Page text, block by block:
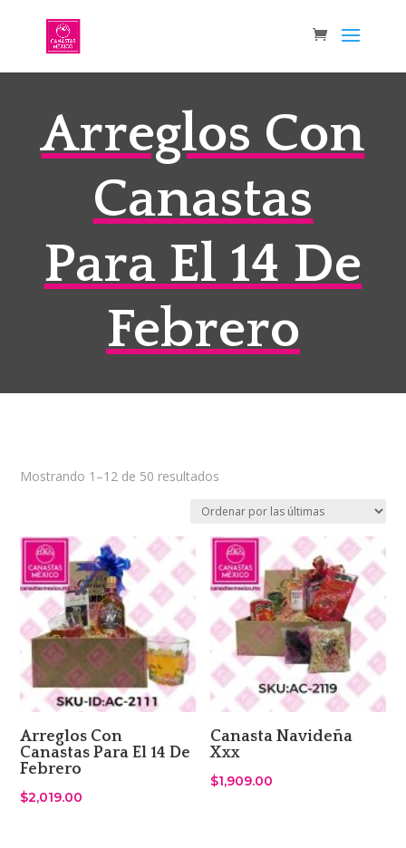
Arreglos Con
Canastas
Para El 14 De
Febrero
Mostrando 1–12 de 50 resultados
latest
Arreglos Con
Canastas Para El 14 De
Febrero
$2,019.00
Canasta Navideña
Xxx
$1,909.00